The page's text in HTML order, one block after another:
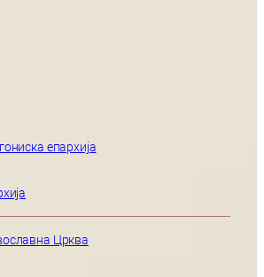
епархија
Црква